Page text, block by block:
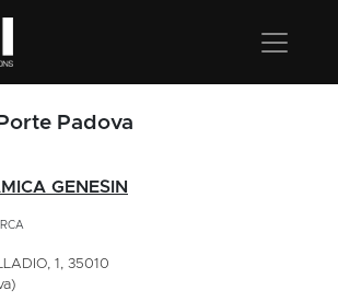
Padova
GENESIN
1, 35010